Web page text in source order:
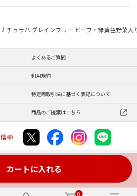
0
カートに入れる
ナチュラハ グレインフリー ビーフ・緑黄色野菜
よくあるご質問
利用規約
特定商取引法に基づく表記について
商品のご提案はこちら
中